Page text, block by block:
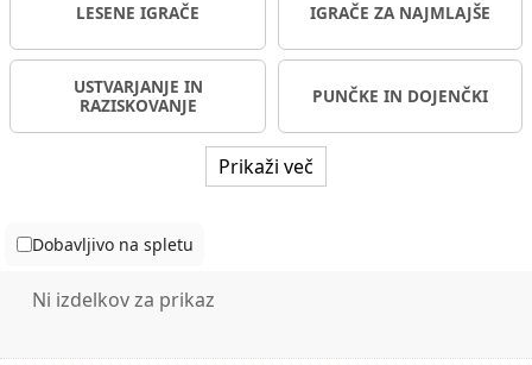
LESENE IGRAČE IGRAČE ZA NAJMLAJŠE
USTVARJANJE IN
RAZISKOVANJE
PUNČKE IN DOJENČKI
Prikaži več
Dobavljivo na spletu
Ni izdelkov za prikaz